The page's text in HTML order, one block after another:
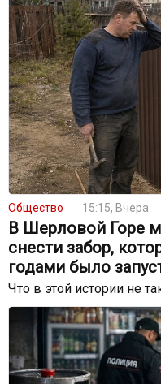
Общество 15:15, Вчера
В Шерловой Горе
снести забор,
годами было
Что в этой истории не